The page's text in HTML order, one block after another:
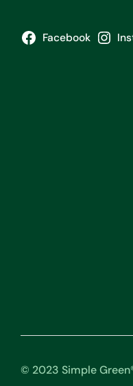
Facebook
© 2023 Simple